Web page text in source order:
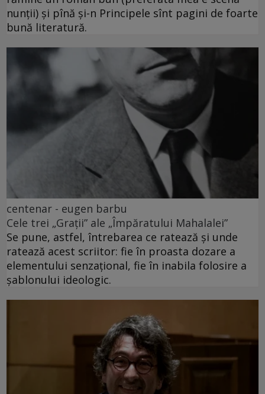
nunții) și pînă și-n Principele sînt pagini de foarte
bună literatură.
centenar - eugen barbu
Cele trei „Grații” ale „Împăratului Mahalalei”
Se pune, astfel, întrebarea ce ratează și unde
ratează acest scriitor: fie în proasta dozare a
elementului senzațional, fie în inabila folosire a
șablonului ideologic.